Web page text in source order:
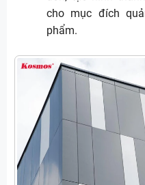
cho mục đích
phẩm.